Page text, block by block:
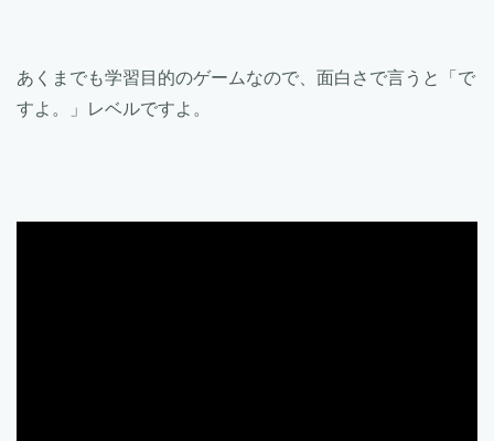
あくまでも学習目的のゲームなので、面白さで言うと「で
すよ。」レベルですよ。